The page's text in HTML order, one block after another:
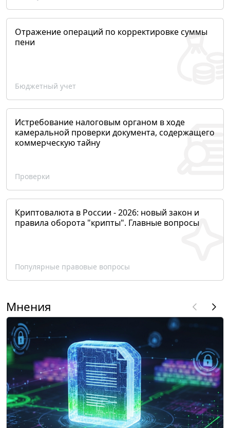
Отражение операций по корректировке суммы
пени
Бюджетный учет
Истребование налоговым органом в ходе
камеральной проверки документа, содержащего
коммерческую тайну
Проверки
Криптовалюта в России - 2026: новый закон и
правила оборота "крипты". Главные вопросы
Популярные правовые вопросы
Мнения